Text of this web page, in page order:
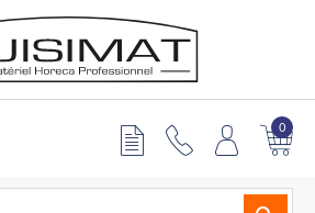
0